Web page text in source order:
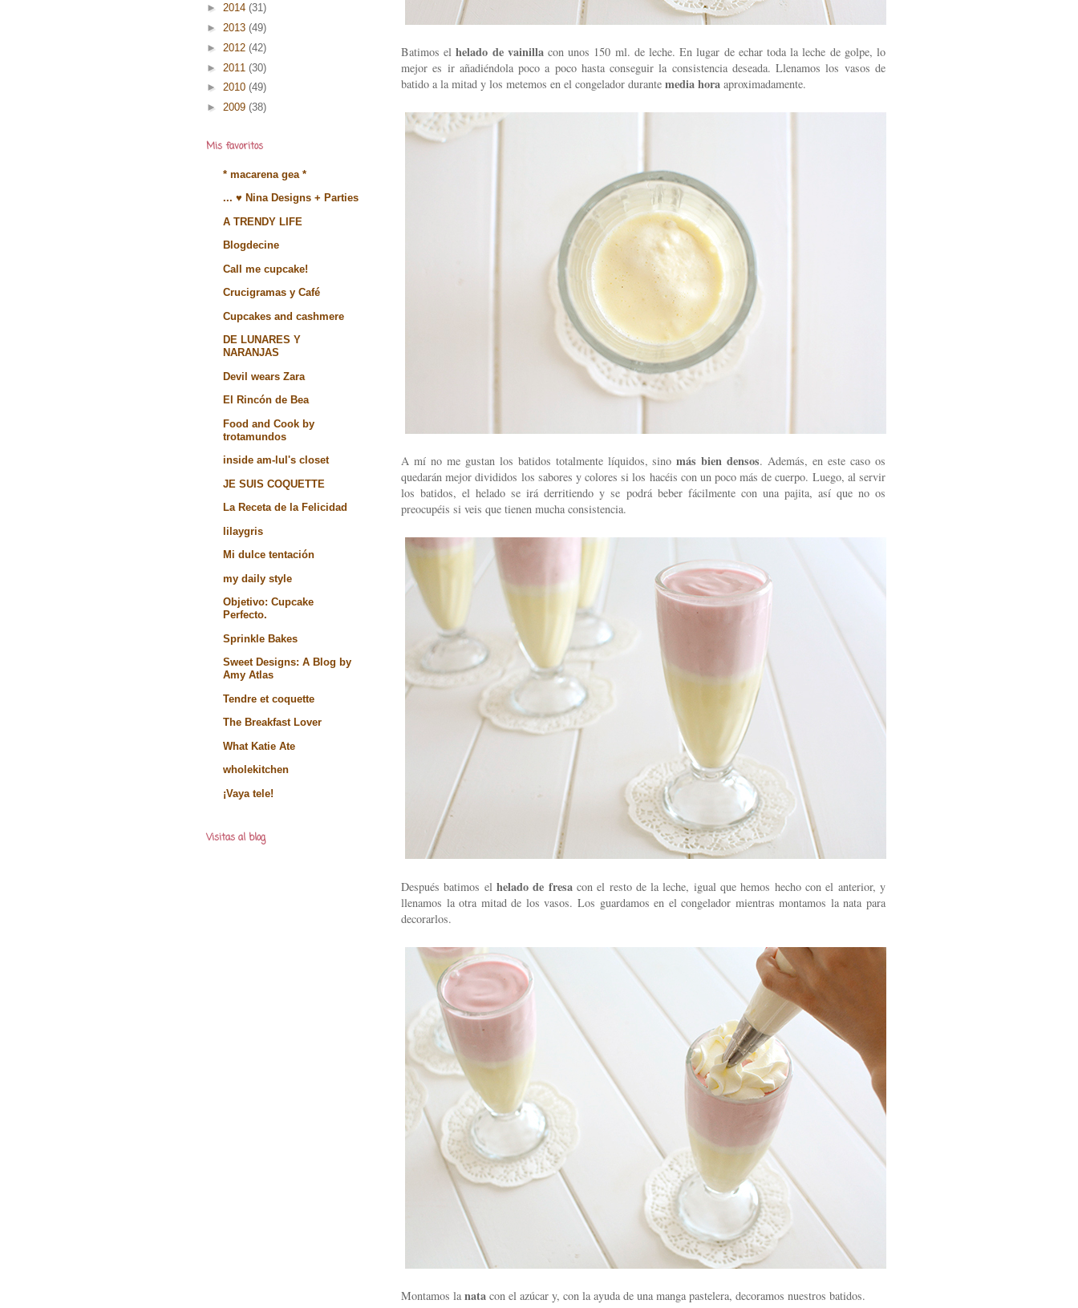
Batimos elhelado de vainillacon unos 150 ml. de leche. En lugar de echar toda la leche de golpe, lo
mejor es ir añadiéndola poco a poco hasta conseguir la consistencia deseada. Llenamos los vasos de
batido a la mitad y los metemos en el congelador durante media hora aproximadamente.
A mí no me gustan los batidos totalmente líquidos, sinomás bien densos. Además, en este caso os
quedarán mejor divididos los sabores y colores si los hacéis con un poco más de cuerpo. Luego, al servir
los batidos, el helado se irá derritiendo y se podrá beber fácilmente con una pajita, así que no os
preocupéis si veis que tienen mucha consistencia.
Después batimos el helado de fresacon el resto de la leche, igual que hemos hecho con el anterior, y
llenamos la otra mitad de los vasos. Los guardamos en el congelador mientras montamos la nata para
decorarlos.
Montamos la nata con el azúcar y, con la ayuda de una manga pastelera, decoramos nuestros batidos.
► 2014 (31)
► 2013 (49)
► 2012 (42)
► 2011 (30)
► 2010 (49)
► 2009 (38)
Mis favoritos
* macarena gea *
... ♥ Nina Designs + Parties
A TRENDY LIFE
Blogdecine
Call me cupcake!
Crucigramas y Café
Cupcakes and cashmere
DE LUNARES Y
NARANJAS
Devil wears Zara
El Rincón de Bea
Food and Cook by
trotamundos
inside am-lul's closet
JE SUIS COQUETTE
La Receta de la Felicidad
lilaygris
Mi dulce tentación
my daily style
Objetivo: Cupcake
Perfecto.
Sprinkle Bakes
Sweet Designs: A Blog by
Amy Atlas
Tendre et coquette
The Breakfast Lover
What Katie Ate
wholekitchen
¡Vaya tele!
Visitas al blog